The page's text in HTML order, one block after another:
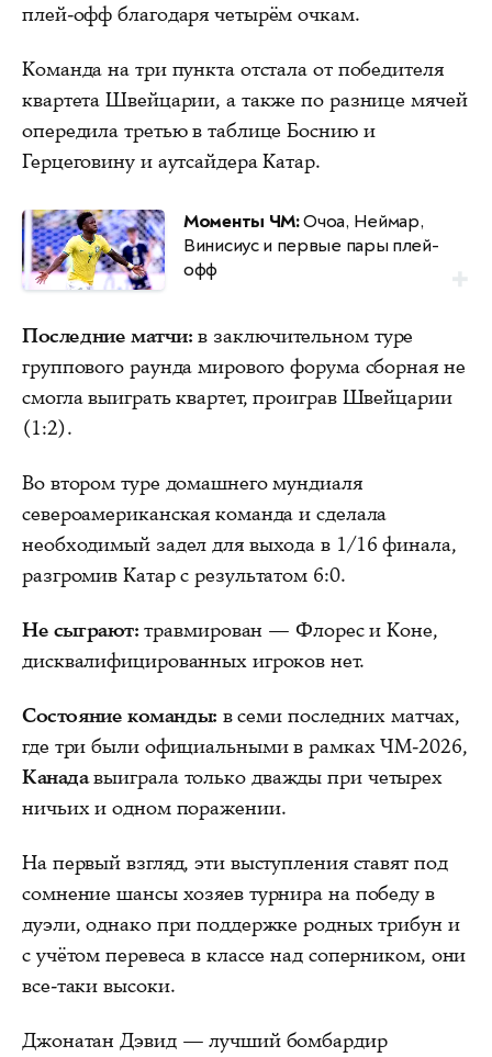
плей-офф благодаря четырём очкам.
Команда на три пункта отстала от победителя
квартета Швейцарии, а также по разнице мячей
опередила третью в таблице Боснию и
Герцеговину и аутсайдера Катар.
Моменты ЧМ:Очоа, Неймар,
Винисиус и первые пары плей-
офф
Последние матчи: в заключительном туре
группового раунда мирового форума сборная не
смогла выиграть квартет, проиграв Швейцарии
(1:2).
Во втором туре домашнего мундиаля
североамериканская команда и сделала
необходимый задел для выхода в 1/16 финала,
разгромив Катар с результатом 6:0.
Не сыграют: травмирован — Флорес и Коне,
дисквалифицированных игроков нет.
Состояние команды: в семи последних матчах,
где три были официальными в рамках ЧМ-2026,
Канадавыиграла только дважды при четырех
ничьих и одном поражении.
На первый взгляд, эти выступления ставят под
сомнение шансы хозяев турнира на победу в
дуэли, однако при поддержке родных трибун и
с учётом перевеса в классе над соперником, они
все-таки высоки.
Джонатан Дэвид — лучший бомбардир